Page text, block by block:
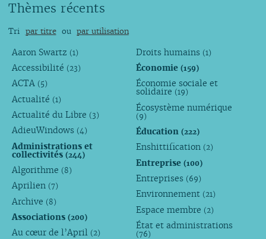
Thèmes récents
Tri par titre ou par utilisation
Aaron Swartz (1)
Accessibilité (23)
ACTA (5)
Actualité (1)
Actualité du Libre (3)
AdieuWindows (4)
Administrations et
collectivités (244)
Algorithme (8)
Aprilien (7)
Archive (8)
Associations (200)
Au cœur de l’April (2)
Droits humains (1)
Économie(159)
Économie sociale et
solidaire (19)
Écosystème numérique
(9)
Éducation(222)
Enshittification (2)
Entreprise(100)
Entreprises (69)
Environnement (21)
Espace membre (2)
État et administrations
(76)